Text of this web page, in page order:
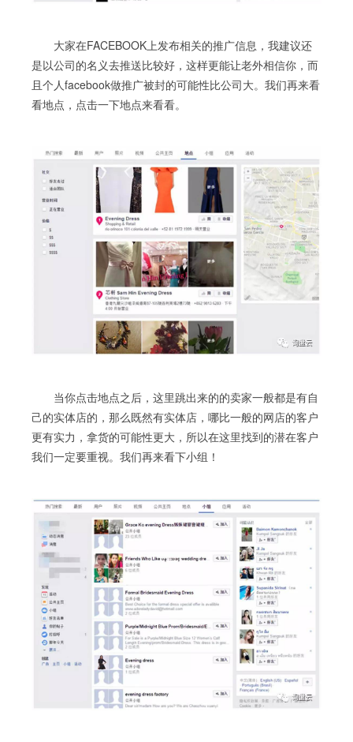
大家在FACEBOOK上发布相关的推广信息，我建议还
是以公司的名义去推送比较好，这样更能让老外相信你，而
且个人facebook做推广被封的可能性比公司大。我们再来看
看地点，点击一下地点来看看。
当你点击地点之后，这里跳出来的的卖家一般都是有自
己的实体店的，那么既然有实体店，哪比一般的网店的客户
更有实力，拿货的可能性更大，所以在这里找到的潜在客户
我们一定要重视。我们再来看下小组！